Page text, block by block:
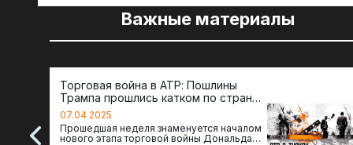
Важные материалы
Торговая война в АТР: Пошлины
Трампа прошлись катком по странам
региона
07.04.2025
Прошедшая неделя знаменуется началом
нового этапа торговой войны Дональда